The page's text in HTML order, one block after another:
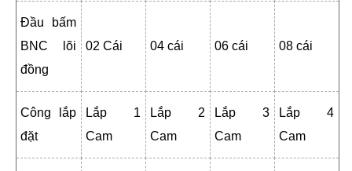
Đầu bấm
BNC lõi
đồng
02 Cái 04 cái 06 cái 08 cái
Công lắp
đặt
Lắp 1
Cam
Lắp 2
Cam
Lắp 3
Cam
Lắp 4
Cam